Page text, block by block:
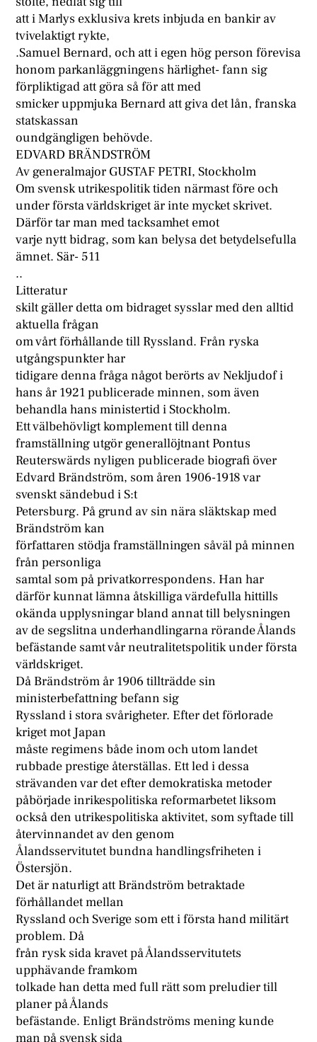
att i Marlys exklusiva krets inbjuda en bankir av
tvivelaktigt rykte,
.Samuel Bernard, och att i egen hög person förevisa
honom parkanläggningens härlighet- fann sig
förpliktigad att göra så för att med
smicker uppmjuka Bernard att giva det lån, franska
statskassan
oundgängligen behövde.
EDVARD BRÄNDSTRÖM
Av generalmajor GUSTAF PETRI, Stockholm
Om svensk utrikespolitik tiden närmast före och
under första världskriget är inte mycket skrivet.
Därför tar man med tacksamhet emot
varje nytt bidrag, som kan belysa det betydelsefulla
ämnet. Sär- 511
..
Litteratur
skilt gäller detta om bidraget sysslar med den alltid
aktuella frågan
om vårt förhållande till Ryssland. Från ryska
utgångspunkter har
tidigare denna fråga något berörts av Nekljudof i
hans år 1921 publicerade minnen, som även
behandla hans ministertid i Stockholm.
Ett välbehövligt komplement till denna
framställning utgör generallöjtnant Pontus
Reuterswärds nyligen publicerade biografi över
Edvard Brändström, som åren 1906-1918 var
svenskt sändebud i S:t
Petersburg. På grund av sin nära släktskap med
Brändström kan
författaren stödja framställningen såväl på minnen
från personliga
samtal som på privatkorrespondens. Han har
därför kunnat lämna åtskilliga värdefulla hittills
okända upplysningar bland annat till belysningen
av de segslitna underhandlingarna rörande Ålands
befästande samt vår neutralitetspolitik under första
världskriget.
Då Brändström år 1906 tillträdde sin
ministerbefattning befann sig
Ryssland i stora svårigheter. Efter det förlorade
kriget mot Japan
måste regimens både inom och utom landet
rubbade prestige återställas. Ett led i dessa
strävanden var det efter demokratiska metoder
påbörjade inrikespolitiska reformarbetet liksom
också den utrikespolitiska aktivitet, som syftade till
återvinnandet av den genom
Ålandsservitutet bundna handlingsfriheten i
Östersjön.
Det är naturligt att Brändström betraktade
förhållandet mellan
Ryssland och Sverige som ett i första hand militärt
problem. Då
från rysk sida kravet på Ålandsservitutets
upphävande framkom
tolkade han detta med full rätt som preludier till
planer på Ålands
befästande. Enligt Brändströms mening kunde
man på svensk sida